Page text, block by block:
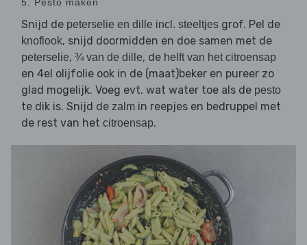
Snijd de peterselie en dille incl. steeltjes grof. Pel de
knoflook, snijd doormidden en doe samen met de
peterselie, ¾ van de dille, de helft van het citroensap
en 4el olijfolie ook in de (maat)beker en pureer zo
glad mogelijk. Voeg evt. wat water toe als de pesto
te dik is. Snijd de zalm in reepjes en bedruppel met
de rest van het citroensap.